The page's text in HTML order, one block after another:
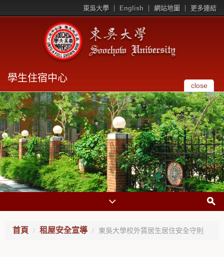
東吳大學 English 網站地圖 更多連結
學生住宿中心
close
首頁 租屋安全宣導 東吳大學校外賃居生居住安全守則